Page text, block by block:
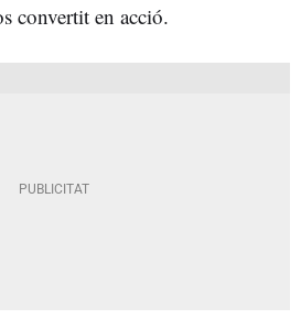
convertit en acció.